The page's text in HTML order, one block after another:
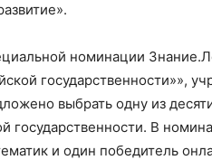
номинации
государственности»»,
выбрать одну из
государственности. В
и один победитель